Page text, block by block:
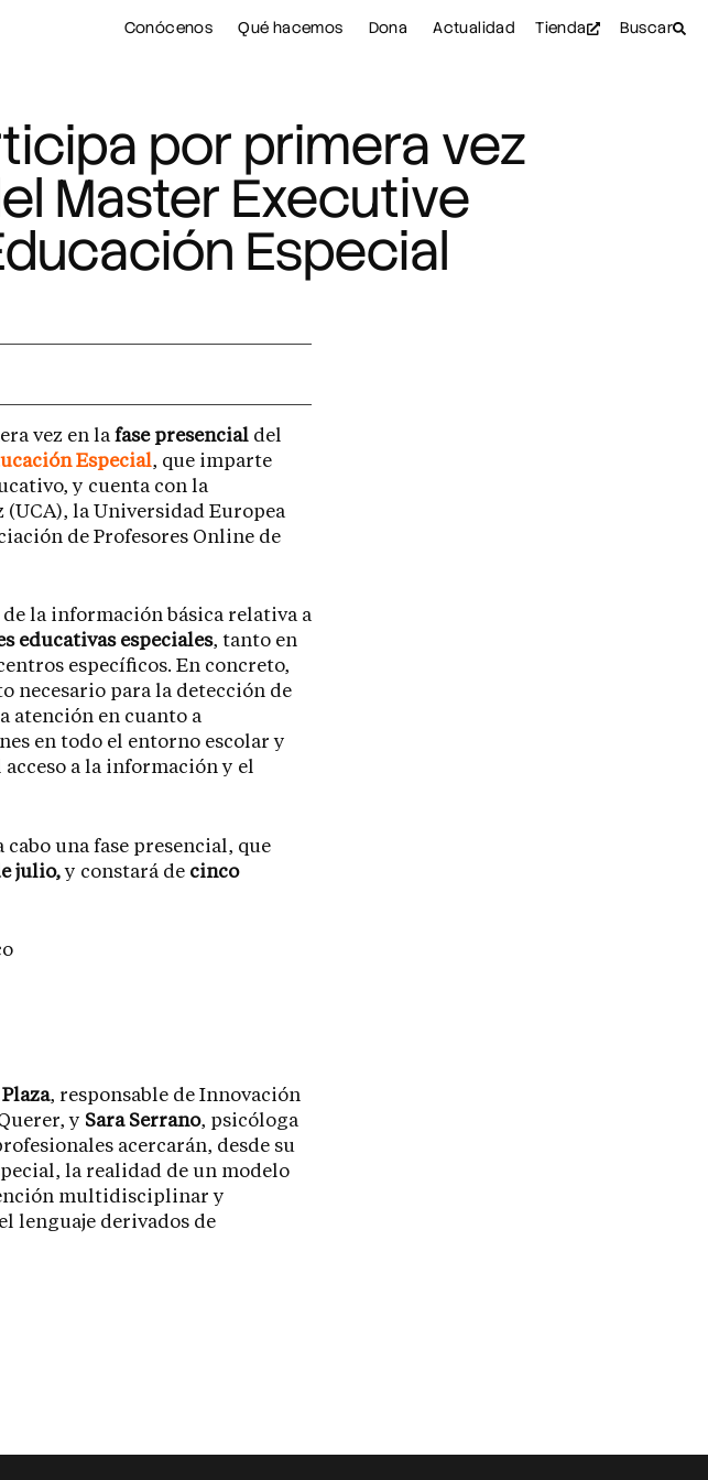
Conócenos Qué hacemos Dona Actualidad Tienda Buscar
por primera vez
Master Executive
Especial
vez en la fase presencial del
Especial, que imparte
y cuenta con la
la Universidad Europea
de Profesores Online de
la información básica relativa a
educativas especiales, tanto en
específicos. En concreto,
necesario para la detección de
atención en cuanto a
en todo el entorno escolar y
a la información y el
una fase presencial, que
julio,y constará de cinco
, responsable de Innovación
y Sara Serrano, psicóloga
acercarán, desde su
la realidad de un modelo
multidisciplinar y
lenguaje derivados de